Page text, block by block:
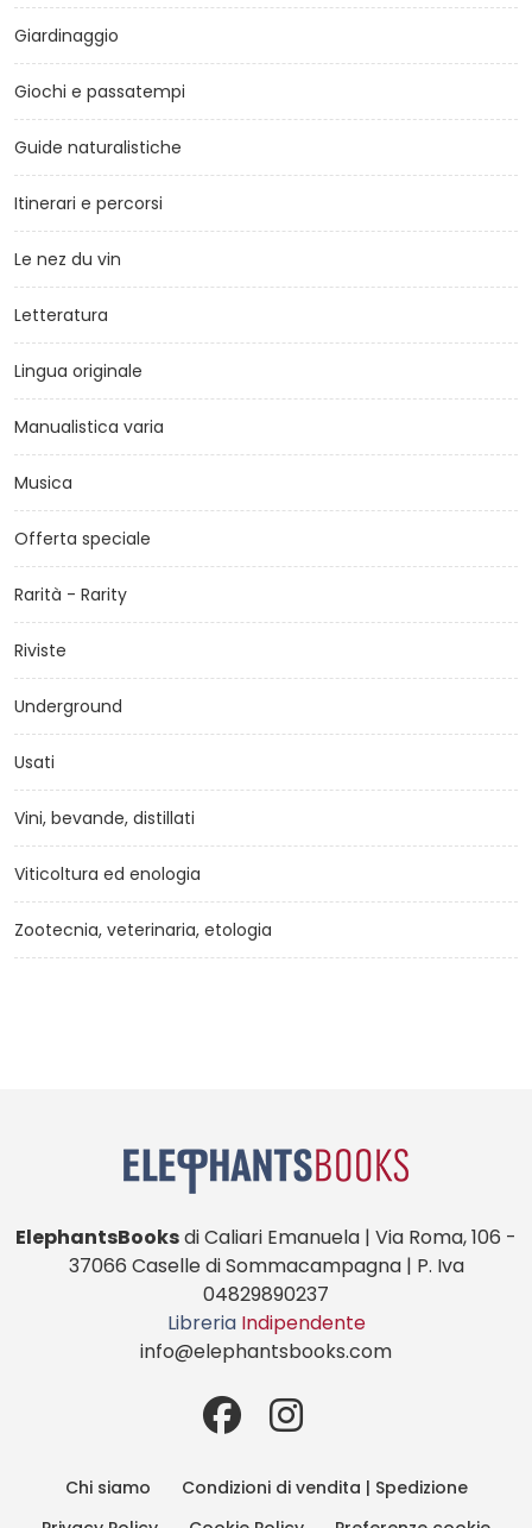
Giardinaggio
Giochi e passatempi
Guide naturalistiche
Itinerari e percorsi
Le nez du vin
Letteratura
Lingua originale
Manualistica varia
Musica
Offerta speciale
Rarità - Rarity
Riviste
Underground
Usati
Vini, bevande, distillati
Viticoltura ed enologia
Zootecnia, veterinaria, etologia
ElephantsBooksdi Caliari Emanuela | Via Roma, 106 -
37066 Caselle di Sommacampagna | P. Iva
04829890237
Libreria Indipendente
info@elephantsbooks.com
Chi siamo
Condizioni di vendita | Spedizione